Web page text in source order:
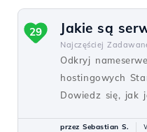
Jakie są
Najczęściej
Odkryj
hostingowych
Dowiedz się, jak
29
przez Sebastian S.